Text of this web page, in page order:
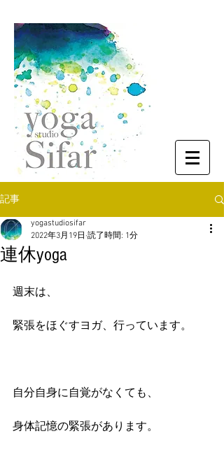
記事
連休yoga
yogastudiosifar
2022年3月19日 読了時間: 1分
週末は、
緊張をほぐすヨガ、行っています。
自分自身に自覚がなくても、
身体記憶の緊張があります。